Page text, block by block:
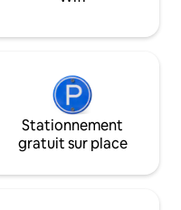
être
Stationnement
gratuit sur place